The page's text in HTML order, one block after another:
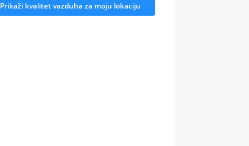
Prikaži kvalitet vazduha za moju lokaciju